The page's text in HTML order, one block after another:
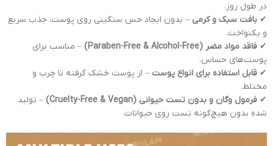
در طول روز.
✔ بافت سبک و کرمی – بدون ایجاد حس سنگینی روی پوست، جذب سریع
و یکنواخت.
✔ فاقد مواد مضر (Paraben-Free & Alcohol-Free)
– مناسب برای
پوست‌های حساس.
✔ قابل استفاده برای انواع پوست – از پوست خشک گرفته تا چرب و
مختلط.
✔ فرمول وگان و بدون تست حیوانی (Cruelty-Free & Vegan)
– تولید
شده بدون هیچ‌گونه تست روی حیوانات.